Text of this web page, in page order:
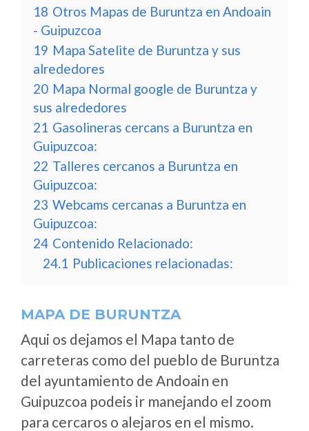
18 Otros Mapas de Buruntza en Andoain
- Guipuzcoa
19 Mapa Satelite de Buruntza y sus
alrededores
20 Mapa Normal google de Buruntza y
sus alrededores
21 Gasolineras cercans a Buruntza en
Guipuzcoa:
22 Talleres cercanos a Buruntza en
Guipuzcoa:
23 Webcams cercanas a Buruntza en
Guipuzcoa:
24 Contenido Relacionado:
24.1 Publicaciones relacionadas:
MAPA DE BURUNTZA
Aqui os dejamos el Mapa tanto de
carreteras como del pueblo de Buruntza
del ayuntamiento de Andoain en
Guipuzcoa podeis ir manejando el zoom
para cercaros o alejaros en el mismo.